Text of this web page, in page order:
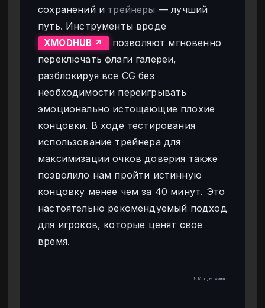
сохранений и трейнеры — лучший
путь. Инструменты вроде
XMODHUB ↗
позволяют мгновенно
переключать флаги галереи,
разблокируя все CG без
необходимости переигрывать
эмоционально истощающие плохие
концовки. В ходе тестирования
использование трейнера для
максимизации очков доверия также
позволило нам пройти истинную
концовку менее чем за 40 минут. Это
настоятельно рекомендуемый подход
для игроков, которые ценят свое
время.
↑ К содержанию